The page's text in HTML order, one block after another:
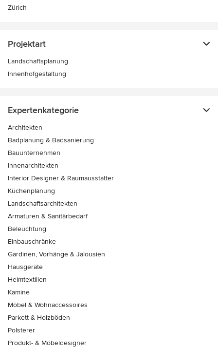
Zürich
Projektart
Landschaftsplanung
Innenhofgestaltung
Expertenkategorie
Architekten
Badplanung & Badsanierung
Bauunternehmen
Innenarchitekten
Interior Designer & Raumausstatter
Küchenplanung
Landschaftsarchitekten
Armaturen & Sanitärbedarf
Beleuchtung
Einbauschränke
Gardinen, Vorhänge & Jalousien
Hausgeräte
Heimtextilien
Kamine
Möbel & Wohnaccessoires
Parkett & Holzböden
Polsterer
Produkt- & Möbeldesigner